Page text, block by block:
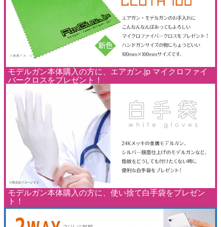
モデルガン本体購入の方に、エアガン.jp マイクロファイ
バークロスをプレゼント！
モデルガン本体購入の方に、使い捨て白手袋をプレゼン
ト！